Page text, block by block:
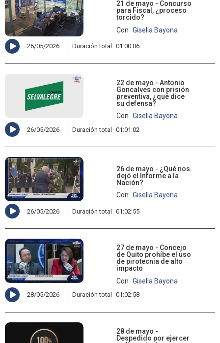
21 de mayo - Concurso
para Fiscal, ¿proceso
torcido?
Con Gisella Bayona
26/05/2026 Duración total 01:00:06
22 de mayo - Antonio
Goncalves con prisión
preventiva, ¿qué dice
su defensa?
Con Gisella Bayona
26/05/2026 Duración total 01:01:02
26 de mayo - ¿Qué nos
dejó el Informe a la
Nación?
Con Gisella Bayona
26/05/2026 Duración total 01:02:55
27 de mayo - Concejo
de Quito prohíbe el uso
de pirotecnia de alto
impacto
Con Gisella Bayona
28/05/2026 Duración total 01:02:58
28 de mayo -
Despedido por ejercer